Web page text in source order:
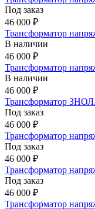
Под заказ
46 000 ₽
Трансформатор
В наличии
46 000 ₽
Трансформатор
В наличии
46 000 ₽
Трансформатор
Под заказ
46 000 ₽
Трансформатор
Под заказ
46 000 ₽
Трансформатор
Под заказ
46 000 ₽
Трансформатор